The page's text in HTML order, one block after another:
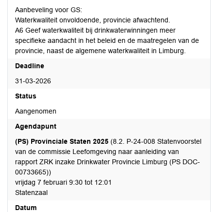
Aanbeveling voor GS:
Waterkwaliteit onvoldoende, provincie afwachtend.
A6 Geef waterkwaliteit bij drinkwaterwinningen meer
specifieke aandacht in het beleid en de maatregelen van de
provincie, naast de algemene waterkwaliteit in Limburg.
Deadline
31-03-2026
Status
Aangenomen
Agendapunt
(PS) Provinciale Staten 2025 (8.2. P-24-008 Statenvoorstel
van de commissie Leefomgeving naar aanleiding van
rapport ZRK inzake Drinkwater Provincie Limburg (PS DOC-
00733665))
vrijdag 7 februari 9:30 tot 12:01
Statenzaal
Datum